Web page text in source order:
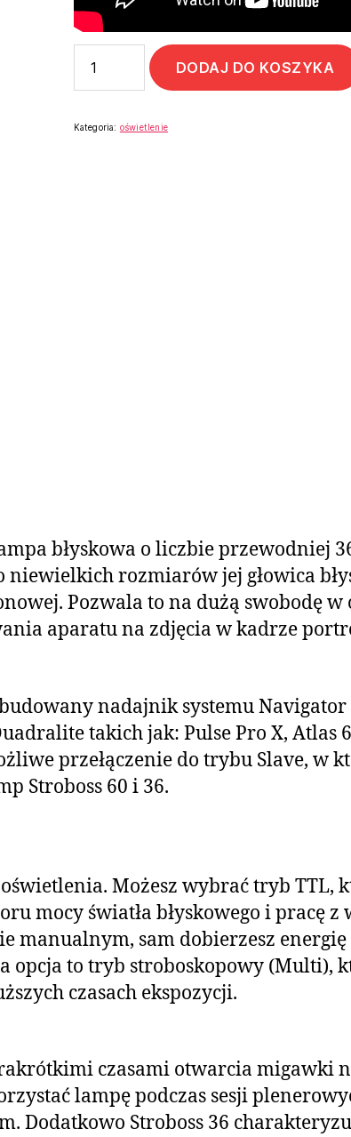
DODAJ DO KOSZYKA
Kategoria: oświetlenie
błyskowa o liczbie przewodniej
rozmiarów jej głowica
Pozwala to na dużą swobodę
aparatu na zdjęcia w kadrze
nadajnik systemu
takich jak: Pulse Pro X, Atlas
przełączenie do trybu Slave, w
Stroboss 60 i 36.
Możesz wybrać tryb TTL,
mocy światła błyskowego i pracę
sam dobierzesz energię
opcja to tryb stroboskopowy (Multi),
czasach ekspozycji.
czasami otwarcia migawki
lampę podczas sesji
Dodatkowo Stroboss 36